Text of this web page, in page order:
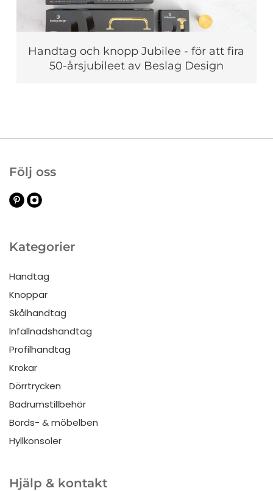
Handtag och knopp Jubilee - för att fira
50-årsjubileet av Beslag Design
Kategorier
Handtag
Knoppar
Skålhandtag
Infällnadshandtag
Profilhandtag
Krokar
Dörrtrycken
Badrumstillbehör
Bords- & möbelben
Hyllkonsoler
Hjälp & kontakt
Följ oss